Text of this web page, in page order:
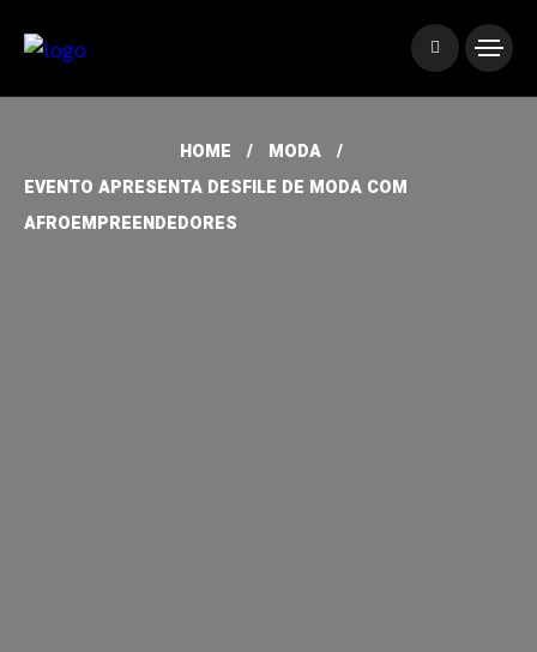
HOME
MODA
EVENTO APRESENTA DESFILE DE MODA COM
AFROEMPREENDEDORES